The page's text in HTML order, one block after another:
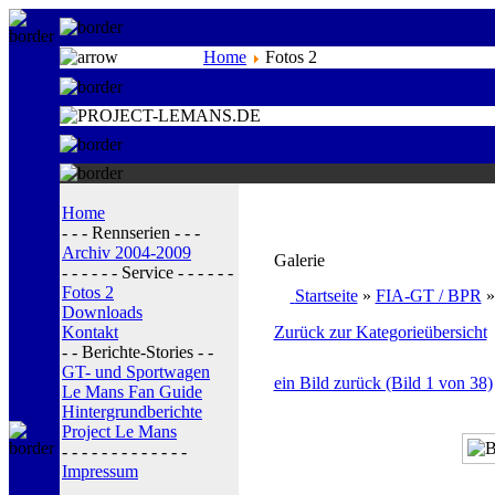
Home Fotos 2
Home
- - - Rennserien - - -
Archiv 2004-2009
- - - - - - Service - - - - - -
Fotos 2
Downloads
Kontakt
- - Berichte-Stories - -
GT- und Sportwagen
Le Mans Fan Guide
Hintergrundberichte
Project Le Mans
- - - - - - - - - - - - -
Impressum
Galerie
Startseite» FIA-GT / BPR
Zurück zur Kategorieübersicht
ein Bild zurück (Bild 1 von 38)